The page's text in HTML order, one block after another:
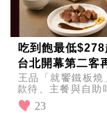
吃到飽最低$278
台北開幕第二客
王品「就饗鐵板
款待、主餐與自助
祭出全品項9折、
23